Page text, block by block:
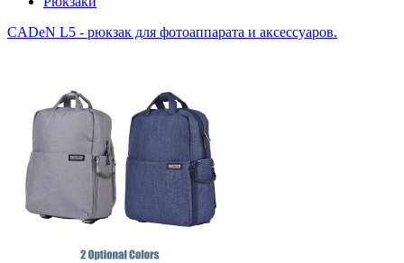
CADeN L5 - рюкзак для фотоаппарата и аксессуаров.